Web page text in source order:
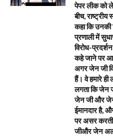
पेपर लीक को
बीच,
कहा कि उनकी
प्रणाली में
विरोध-
कहे जाने पर
अगर जेन जी
हैं। वे हमारे ही
लगता कि जेन
जेन जी और जेन
ईमानदार है,
पर असर
जीऔर जेन